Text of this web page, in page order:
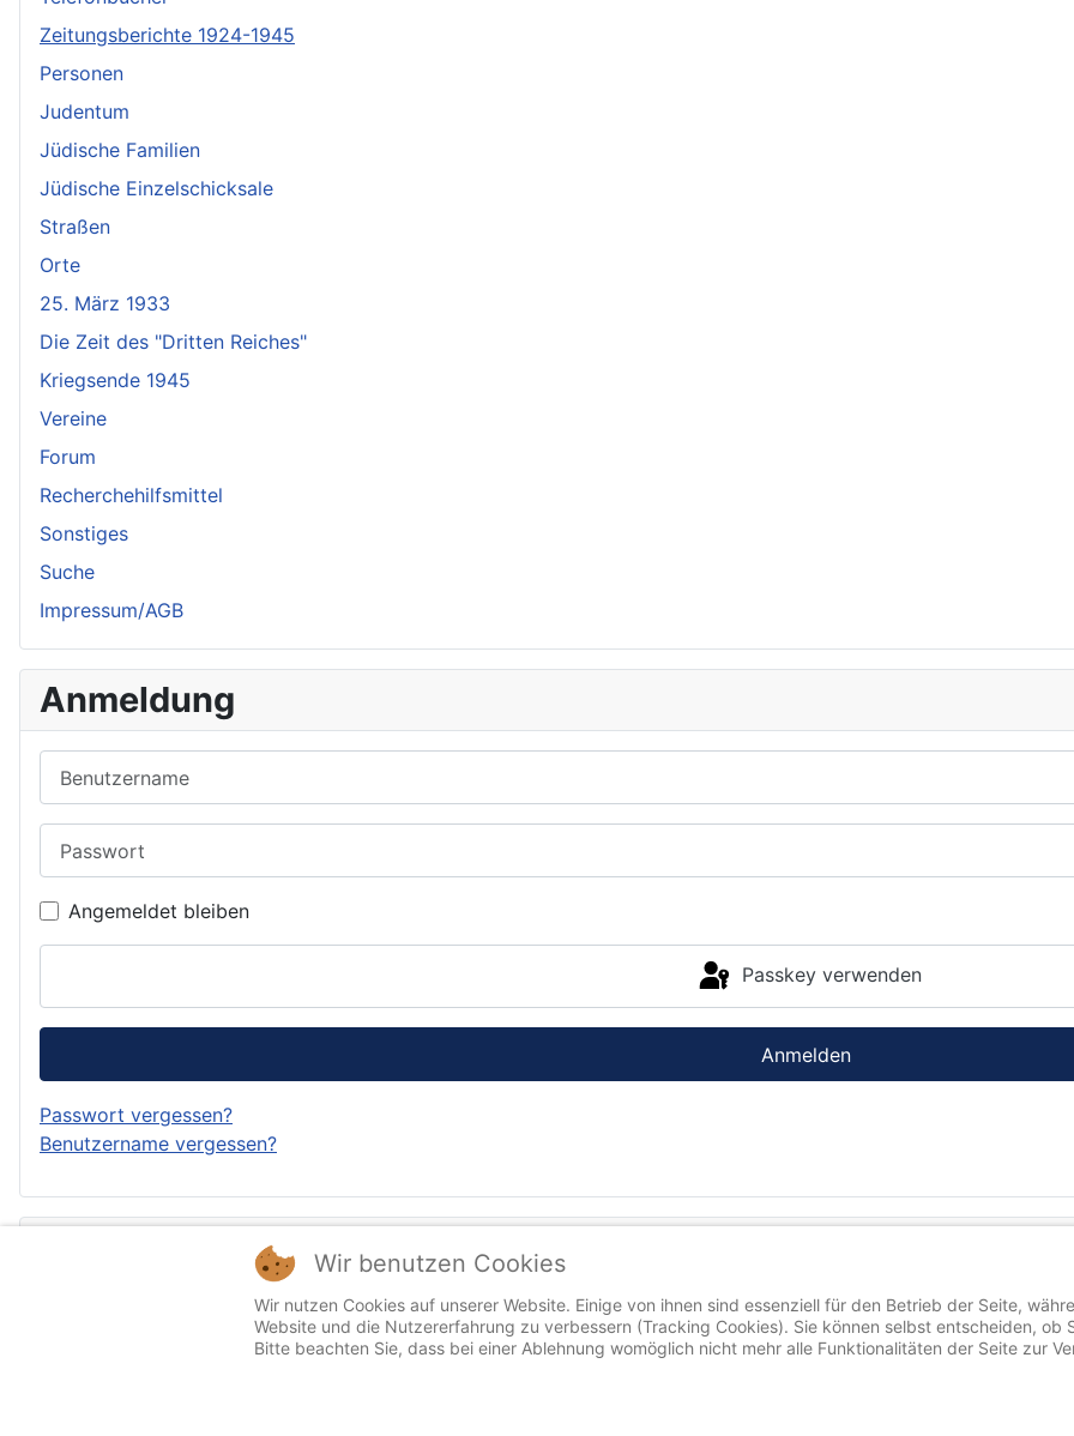
Zeitungsberichte 1924-1945
Personen
Judentum
Jüdische Familien
Jüdische Einzelschicksale
Straßen
Orte
25. März 1933
Die Zeit des "Dritten Reiches"
Kriegsende 1945
Vereine
Forum
Recherchehilfsmittel
Sonstiges
Suche
Impressum/AGB
Anmeldung
Angemeldet bleiben
Passkey verwenden
Anmelden
Passwort vergessen?
Benutzername vergessen?
Wir benutzen Cookies
Wir nutzen Cookies auf unserer Website. Einige von ihnen sind essenziell für den Betrieb der Seite,
Website und die Nutzererfahrung zu verbessern (Tracking Cookies). Sie können selbst entscheiden, ob
Bitte beachten Sie, dass bei einer Ablehnung womöglich nicht mehr alle Funktionalitäten der Seite zur